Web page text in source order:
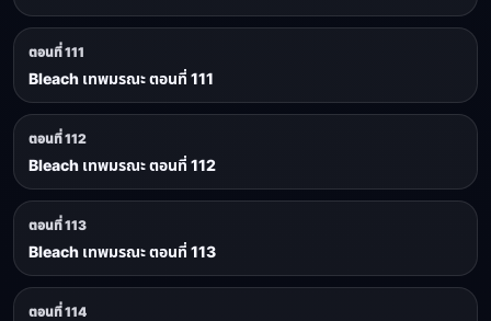
ตอนที่ 111
Bleach เทพมรณะ ตอนที่ 111
ตอนที่ 112
Bleach เทพมรณะ ตอนที่ 112
ตอนที่ 113
Bleach เทพมรณะ ตอนที่ 113
ตอนที่ 114